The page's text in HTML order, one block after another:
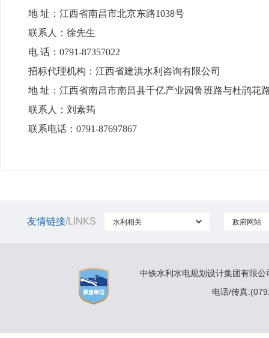
地 址： 江西省南昌市北京东路1038号
联系人：徐先生
电 话：0791-87357022
招标代理机构：江西省建洪水利咨询有限公司
地 址：江西省南昌市南昌县千亿产业园鲁班路与杜鹃花
联系人：刘素筠
联系电话：0791-87697867
友情链接/LINKS
中铁水利水电规划设计集团有限
电话/传真